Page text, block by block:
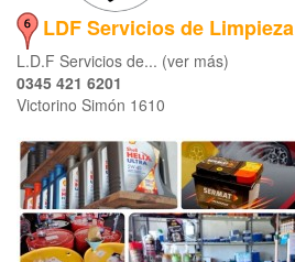
LDF Servicios de Limpieza
L.D.F Servicios de... (ver más)
0345 421 6201
Victorino Simón 1610